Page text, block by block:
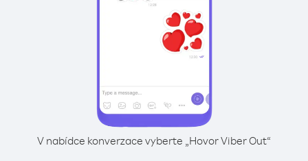
V nabídce konverzace vyberte „Hovor Viber Out“